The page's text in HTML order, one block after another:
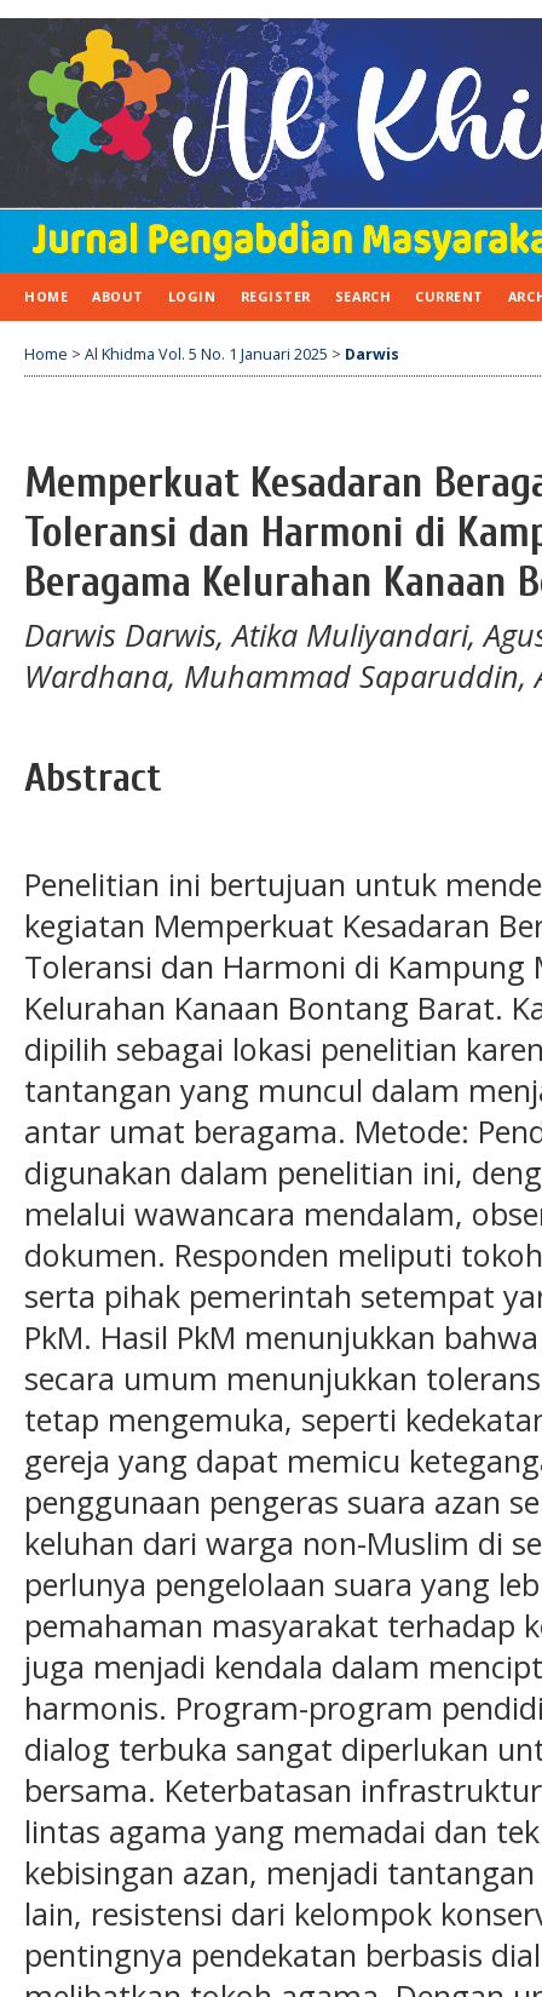
HOME ABOUT LOGIN REGISTER SEARCH CURRENT
Home > Al Khidma Vol. 5 No. 1 Januari 2025 > Darwis
Memperkuat Kesadaran
Toleransi dan Harmoni di
Beragama Kelurahan Kanaan
Darwis Darwis, Atika Muliyandari,
Wardhana, Muhammad Saparuddin,
Abstract
Penelitian ini bertujuan untuk
kegiatan Memperkuat Kesadaran
Toleransi dan Harmoni di Kampung
Kelurahan Kanaan Bontang Barat.
dipilih sebagai lokasi penelitian
tantangan yang muncul dalam
antar umat beragama. Metode:
digunakan dalam penelitian ini,
melalui wawancara mendalam,
dokumen. Responden meliputi
serta pihak pemerintah setempat
PkM. Hasil PkM menunjukkan
secara umum menunjukkan
tetap mengemuka, seperti
gereja yang dapat memicu
penggunaan pengeras suara azan
keluhan dari warga non-Muslim di
perlunya pengelolaan suara yang
pemahaman masyarakat terhadap
juga menjadi kendala dalam
harmonis. Program-program
dialog terbuka sangat diperlukan
bersama. Keterbatasan
lintas agama yang memadai dan
kebisingan azan, menjadi
lain, resistensi dari kelompok
pentingnya pendekatan berbasis